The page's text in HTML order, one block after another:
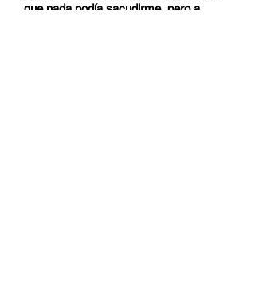
que nada podía sacudirme, pero a